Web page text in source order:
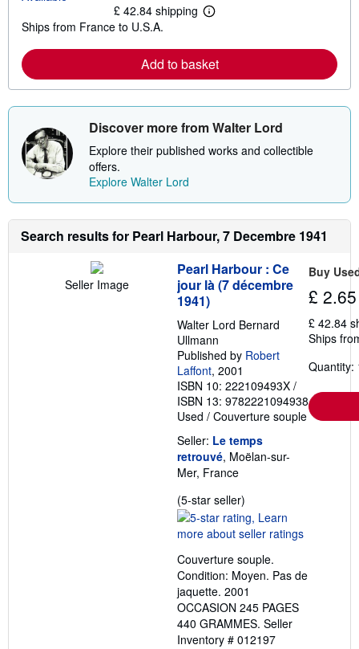
£ 42.84 shipping
L
r
n
o
a
b
o
p
p
i
r
a
t
s
Ships from France to U.S.A.
Add to basket
Discover more from Walter Lord
Explore their published works and collectible
offers.
Explore Walter Lord
Search results for Pearl Harbour, 7 Decembre 1941
Seller Image
Pearl Harbour : Ce
jour là (7 décembre
1941)
Walter Lord Bernard
Ullmann
Published by Robert
Laffont, 2001
ISBN 10: 222109493X /
ISBN 13: 9782221094938
Used / Couverture souple
Seller: Le temps
retrouvé, Moëlan-sur-
Mer, France
(5-star seller)
rating
5
of
5
stars
Couverture souple.
Condition: Moyen. Pas de
jaquette. 2001
OCCASION 245 PAGES
440 GRAMMES. Seller
Inventory # 012197
Buy
£ 2.65
£ 42.84
Ships
Quantity: